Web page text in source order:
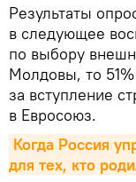
Результаты
в следующее
по выбору
Молдовы, то
за вступление
в Евросоюз.
Когда Россия
для тех, кто